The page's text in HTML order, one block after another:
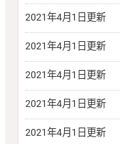
2021年4月1日更新
2021年4月1日更新
2021年4月1日更新
2021年4月1日更新
2021年4月1日更新